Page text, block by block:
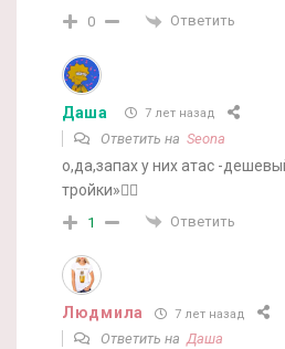
0 Ответить
Даша 7 лет назад
Ответить на Seona
о,да,запах у них атас -
тройки»🤦‍♀️
1 Ответить
Людмила 7 лет назад
Ответить наДаша